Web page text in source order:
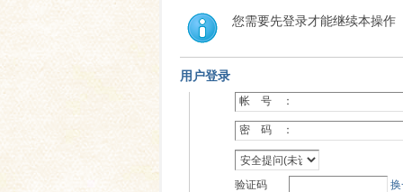
您需要先登录才能继续本操作
用户登录
帐 号 ：
密 码 ：
验证码